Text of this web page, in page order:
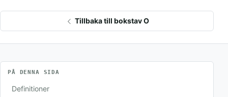
Tillbaka till bokstav O
PÅ DENNA SIDA
Definitioner